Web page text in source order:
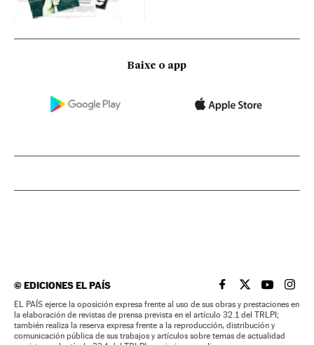
Baixe o app
©EDICIONES EL PAÍS EL PAÍS BRASIL EN
EL PAÍSEL PAÍS
EL
EL PAÍS ejerce la oposición expresa frente al uso de sus obras y prestaciones en
la elaboración de revistas de prensa prevista en el artículo 32.1 del TRLPI;
también realiza la reserva expresa frente a la reproducción, distribución y
comunicación pública de sus trabajos y artículos sobre temas de actualidad